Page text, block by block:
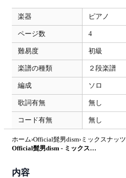
楽器 ピアノ
ページ数 4
難易度 初級
楽譜の種類 ２段楽譜
編成 ソロ
歌詞有無 無し
コード有無 無し
ホーム›Official髭男dism› ミックスナッツ
Official髭男dism - ミックスナッツ (和音で弾くミックスナッツ) by ピアノ塾
内容